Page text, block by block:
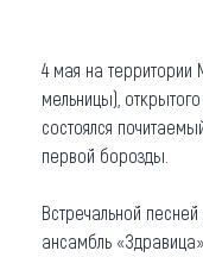
О регионе
Коллекция
Другие
4 мая на территории
мельницы),
состоялся
первой борозды.
Встречальной
ансамбль